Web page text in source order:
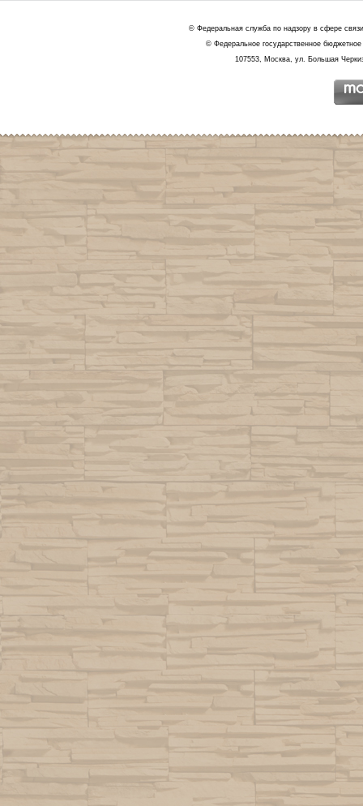
© Федеральная служба по надзору в сфере
© Федеральное государственное
107553, Москва, ул. Большая